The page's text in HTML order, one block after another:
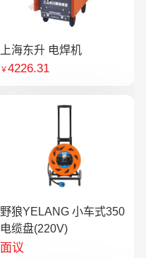
上海东升 电焊机
￥4226.31
野狼YELANG 小车式350
电缆盘(220V)
面议